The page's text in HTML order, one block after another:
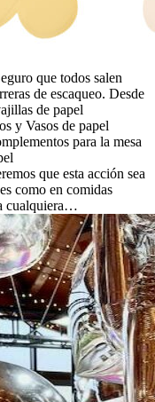
que todos salen
de escaqueo. Desde
de papel
y Vasos de papel
para la mesa
que esta acción sea
como en comidas
cualquiera…